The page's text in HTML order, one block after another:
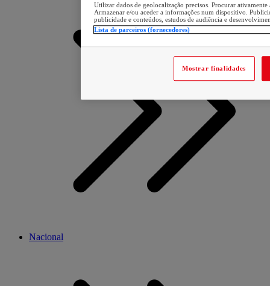
Nacional
Utilizar dados de geolocalização precisos. Procurar
Armazenar e/ou aceder a informações num dispositivo.
publicidade e conteúdos, estudos de audiência e
Lista de parceiros (fornecedores)
Mostrar finalidades